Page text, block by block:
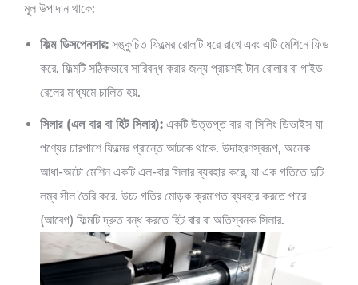
মূল উপাদান থাকে:
ফিল্ম ডিসপেনসার: সঙ্কুচিত ফিল্মের রোলটি ধরে রাখে এবং এটি মেশিনে ফিড
করে. ফিল্মটি সঠিকভাবে সারিবদ্ধ করার জন্য প্রায়শই টান রোলার বা গাইড
রেলের মাধ্যমে চালিত হয়.
সিলার (এল বার বা হিট সিলার): একটি উত্তপ্ত বার বা সিলিং ডিভাইস যা
পণ্যের চারপাশে ফিল্মের প্রান্তে আটকে থাকে. উদাহরণস্বরূপ, অনেক
আধা-অটো মেশিন একটি এল-বার সিলার ব্যবহার করে, যা এক গতিতে দুটি
লম্ব সীল তৈরি করে. উচ্চ গতির মোড়ক ক্রমাগত ব্যবহার করতে পারে
(আবেগ) ফিল্মটি দ্রুত বন্ধ করতে হিট বার বা অতিস্বনক সিলার.